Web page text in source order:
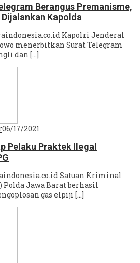
Berangus Premanisme,
Kapolda
Kapolri Jenderal
menerbitkan Surat Telegram
dan […]
06/17/2021
Pelaku Praktek Ilegal
Satuan Kriminal
Polda Jawa Barat berhasil
gas elpiji […]